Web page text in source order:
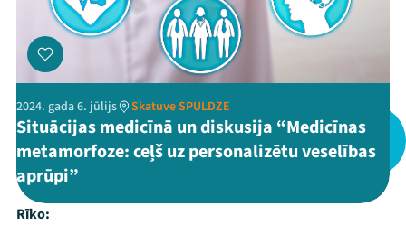
2024. gada 6. jūlijs Skatuve SPULDZE
Situācijas medicīnā un diskusija “Medicīnas
metamorfoze: ceļš uz personalizētu veselības
aprūpi”
Rīko: